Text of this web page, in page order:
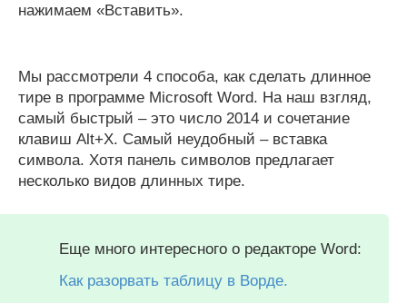
нажимаем «Вставить».
Мы рассмотрели 4 способа, как сделать длинное
тире в программе Microsoft Word. На наш взгляд,
самый быстрый – это число 2014 и сочетание
клавиш Alt+X. Самый неудобный – вставка
символа. Хотя панель символов предлагает
несколько видов длинных тире.
Еще много интересного о редакторе Word:
Как разорвать таблицу в Ворде.